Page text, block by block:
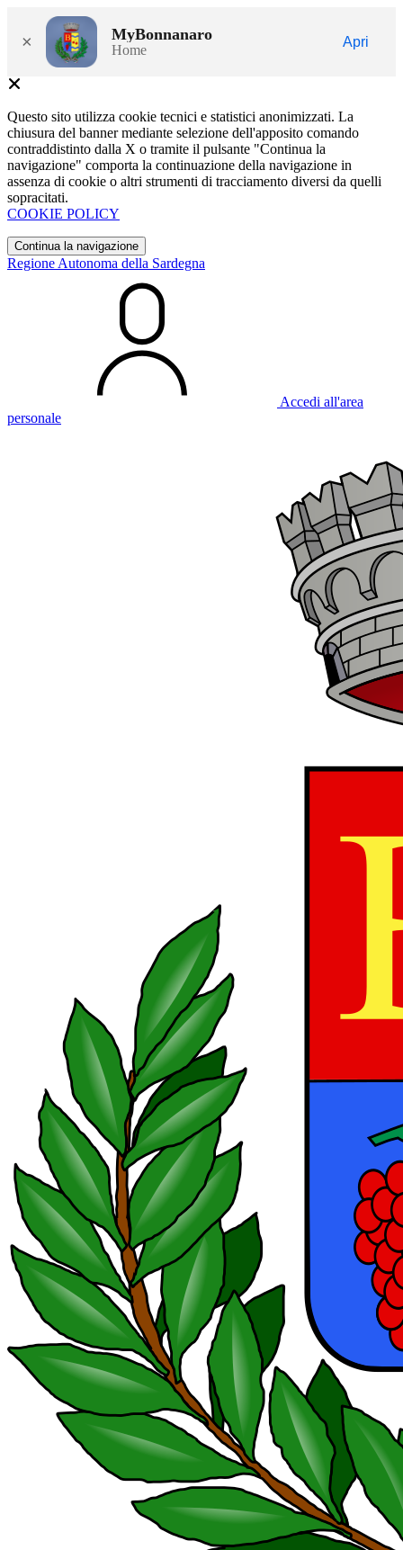
× MyBonnanaro
Home
Apri
Questo sito utilizza cookie tecnici e statistici anonimizzati. La
chiusura del banner mediante selezione dell'apposito comando
contraddistinto dalla X o tramite il pulsante "Continua la
navigazione" comporta la continuazione della navigazione in
assenza di cookie o altri strumenti di tracciamento diversi da quelli
sopracitati.
COOKIE POLICY
Continua la navigazione
Regione Autonoma della Sardegna
Accedi all'area
personale